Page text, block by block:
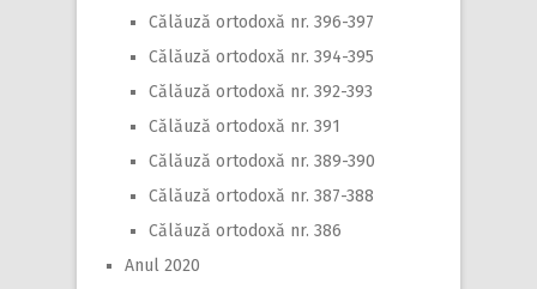
Călăuză ortodoxă nr. 396-397
Călăuză ortodoxă nr. 394-395
Călăuză ortodoxă nr. 392-393
Călăuză ortodoxă nr. 391
Călăuză ortodoxă nr. 389-390
Călăuză ortodoxă nr. 387-388
Călăuză ortodoxă nr. 386
Anul 2020